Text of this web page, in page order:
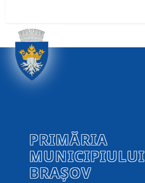
PRIMĂRIA
MUNICIPIULUI
BRAȘOV